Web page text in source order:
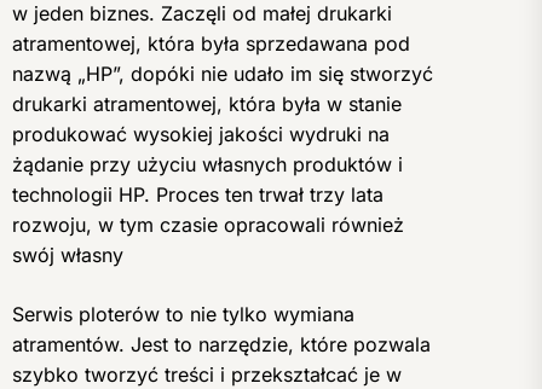
w jeden biznes. Zaczęli od małej drukarki
atramentowej, która była sprzedawana pod
nazwą „HP”, dopóki nie udało im się stworzyć
drukarki atramentowej, która była w stanie
produkować wysokiej jakości wydruki na
żądanie przy użyciu własnych produktów i
technologii HP. Proces ten trwał trzy lata
rozwoju, w tym czasie opracowali również
swój własny
Serwis ploterów to nie tylko wymiana
atramentów. Jest to narzędzie, które pozwala
szybko tworzyć treści i przekształcać je w